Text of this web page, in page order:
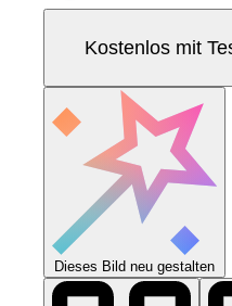
Kostenlos mit
Dieses Bild neu gestalten